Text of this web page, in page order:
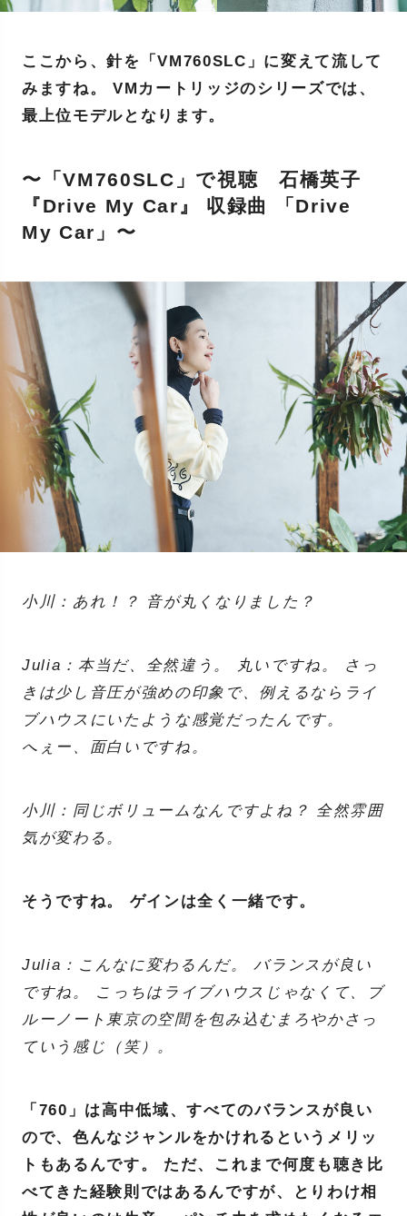
ここから、針を「VM760SLC」に変えて流して
みますね。 VMカートリッジのシリーズでは、
最上位モデルとなります。
〜「VM760SLC」で視聴 石橋英子
『Drive My Car』 収録曲 「Drive
My Car」〜
小川：あれ！？ 音が丸くなりました？
Julia：本当だ、全然違う。 丸いですね。 さっ
きは少し音圧が強めの印象で、例えるならライ
ブハウスにいたような感覚だったんです。
へぇー、面白いですね。
小川：同じボリュームなんですよね？ 全然雰囲
気が変わる。
そうですね。 ゲインは全く一緒です。
Julia：こんなに変わるんだ。 バランスが良い
ですね。 こっちはライブハウスじゃなくて、ブ
ルーノート東京の空間を包み込むまろやかさっ
ていう感じ（笑）。
「760」は高中低域、すべてのバランスが良い
ので、色んなジャンルをかけれるというメリッ
トもあるんです。 ただ、これまで何度も聴き比
べてきた経験則ではあるんですが、とりわけ相